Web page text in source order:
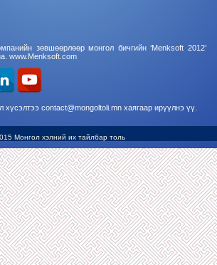
зөвшөөрлөөр монгол бичгийн ‘Menksoft 2012’
www.Menksoft.com
хүсэлтээ contact@mongoltoli.mn хаягаар ирүүлнэ үү.
Монгол хэлний их тайлбар толь